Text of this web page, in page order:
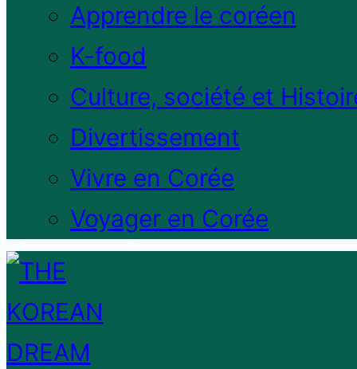
Apprendre le coréen
K-food
Culture, société et
Divertissement
Vivre en Corée
Voyager en Corée